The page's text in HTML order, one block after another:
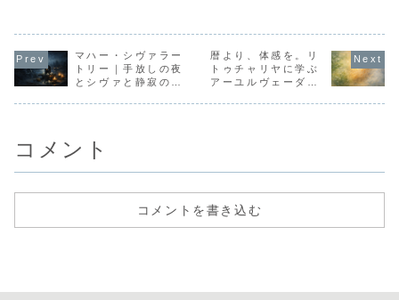
れたピスタチオ。
異国の優しさを感
じたナッツの魅力
を綴ります。
ど、多彩なインド
文化が体感できる
魅力満載の祭りで
す。
食べ物やハーブな
ど、アーユルヴェ
ーダの考え方をわ
かりやすく紹介し
わり、東南
に伝わった
もわかりま
マハー・シヴァラー
トリー｜手放しの夜
とシヴァと静寂の季
暦より、体感を。リ
トゥチャリヤに学ぶ
アーユルヴェーダの
コメント
コメントを書き込む